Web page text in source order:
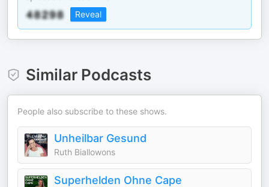
Reveal
Similar Podcasts
People also subscribe to these shows.
Unheilbar Gesund
Ruth Biallowons
Superhelden Ohne Cape